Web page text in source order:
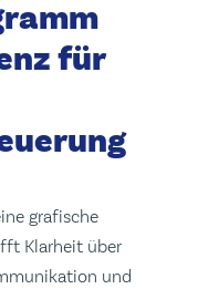
für
grafische
Klarheit über
und